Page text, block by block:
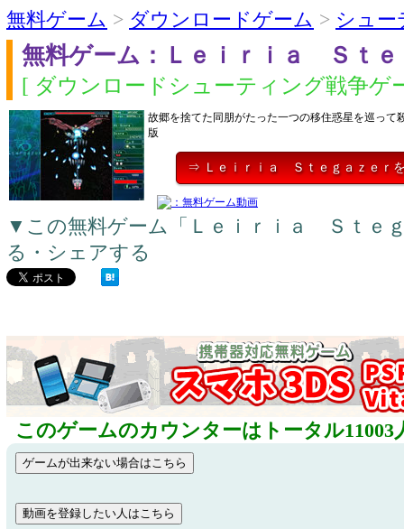
無料ゲーム > ダウンロードゲーム > シュー
無料ゲーム：Ｌｅｉｒｉａ Ｓｔｅ
[ ダウンロードシューティング戦争ゲ
故郷を捨てた同朋がたった一つの移住惑星を巡って
版
⇒ Ｌｅｉｒｉａ Ｓｔｅｇａｚｅｒ
▼この無料ゲーム「Ｌｅｉｒｉａ Ｓｔｅ
る・シェアする
このゲームのカウンターはトータル11003